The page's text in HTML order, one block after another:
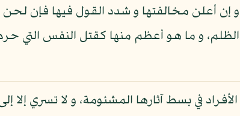
و إن أعلن مخالفتها و شدد القول فيها فإن
و ما هو أعظم منها كقتل النفس التي
في بسط آثارها المشئومة، و لا تسري